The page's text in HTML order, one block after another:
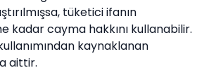
tüketici ifanın
kadar cayma hakkını kullanabilir.
kaynaklanan
aittir.